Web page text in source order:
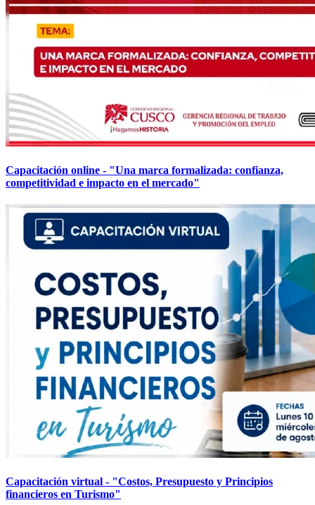
Capacitación online - "Una marca formalizada: confianza,
competitividad e impacto en el mercado"
Capacitación virtual - "Costos, Presupuesto y Principios
financieros en Turismo"